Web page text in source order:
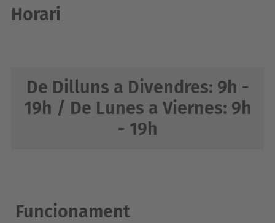
Horari
De Dilluns a Divendres: 9h -
19h / De Lunes a Viernes: 9h
- 19h
Funcionament